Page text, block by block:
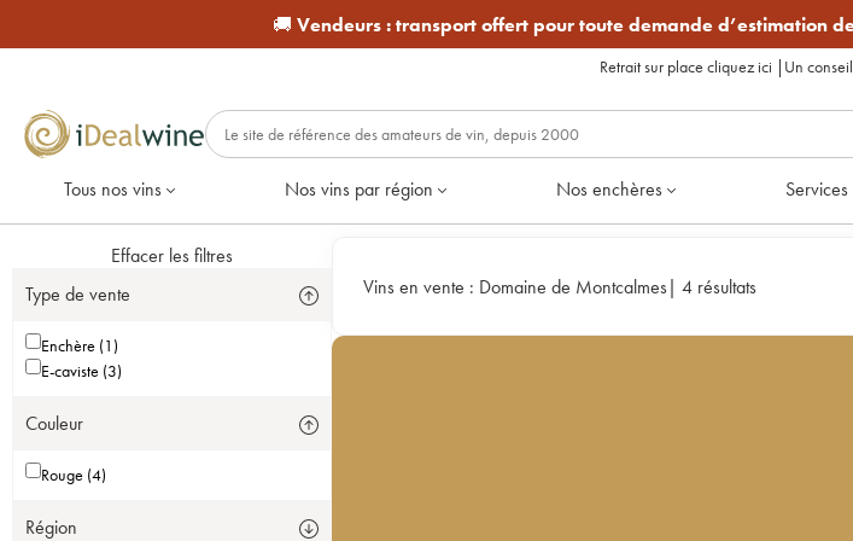
🚚 Vendeurs :transport offert pour toute demande d’estimation
Retrait sur place cliquez ici | Un
Tous nos vins Nos vins par région Nos enchères Services
Effacer les filtres
Type de vente
Enchère (1)
E-caviste (3)
Couleur
Rouge (4)
Région
Vins en vente : Domaine de Montcalmes| 4 résultats